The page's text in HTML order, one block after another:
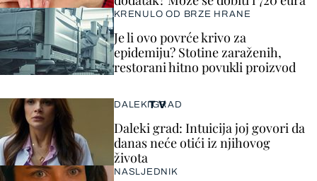
KRENULO OD BRZE HRANE
Je li ovo povrće krivo za
epidemiju? Stotine zaraženih,
restorani hitno povukli proizvod
TV
DALEKI GRAD
Daleki grad: Intuicija joj govori da
danas neće otići iz njihovog
života
NASLJEDNIK